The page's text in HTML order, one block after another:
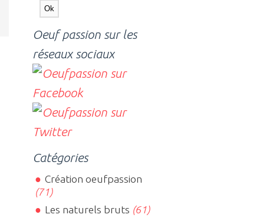
Oeuf passion sur les
réseaux sociaux
Catégories
Création oeufpassion
(71)
Les naturels bruts (61)